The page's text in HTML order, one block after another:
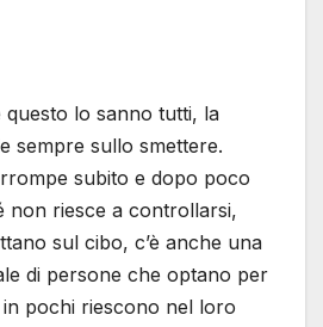
questo lo sanno tutti, la
sempre sullo smettere.
subito e dopo poco
non riesce a controllarsi,
sul cibo, c’è anche una
di persone che optano per
pochi riescono nel loro